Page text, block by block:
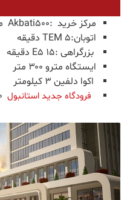
مرکز خرید :Akbati۵۰۰ متر
اتوبان:TEM ۵ دقیقه
بزرگراهی :E5 ۱۵ دقیقه
ایستگاه مترو ۳۰۰ متر
اکوا دلفین ۳ کیلومتر
فرودگاه جدید استانبول